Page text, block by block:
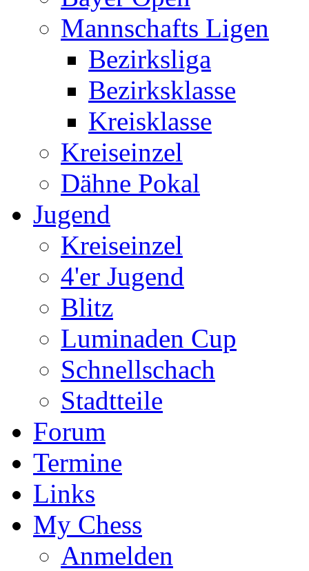
Mannschafts Ligen
Bezirksliga
Bezirksklasse
Kreisklasse
Kreiseinzel
Dähne Pokal
Jugend
Kreiseinzel
4'er Jugend
Blitz
Luminaden Cup
Schnellschach
Stadtteile
Forum
Termine
Links
My Chess
Anmelden